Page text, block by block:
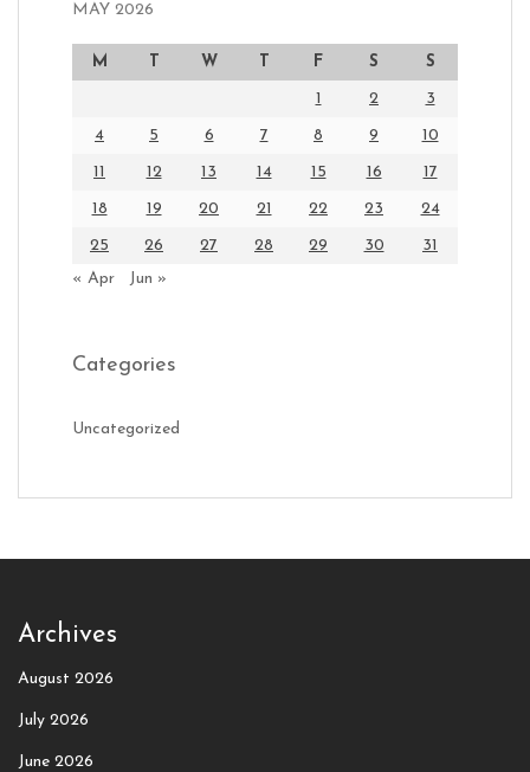
MAY 2026
M T W T F S S
1 2 3
4 5 6 7 8 9 10
11 12 13 14 15 16 17
18 19 20 21 22 23 24
25 26 27 28 29 30
31
« Apr
Jun »
Categories
Uncategorized
Archives
August 2026
July 2026
June 2026